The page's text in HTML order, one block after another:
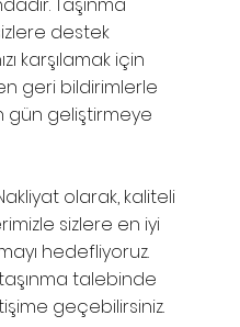
Taşınma
destek
karşılamak için
geri bildirimlerle
gün geliştirmeye
olarak, kaliteli
sizlere en iyi
hedefliyoruz.
talebinde
geçebilirsiniz.